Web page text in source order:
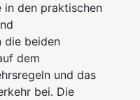
in den praktischen
die beiden
dem
und das
bei. Die